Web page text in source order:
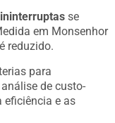
se
em Monsenhor
reduzido.
para
de custo-
eficiência e as